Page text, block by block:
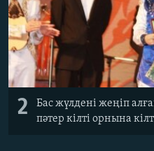
2
Бас жүлдені жеңіп
пәтер кілті орнына